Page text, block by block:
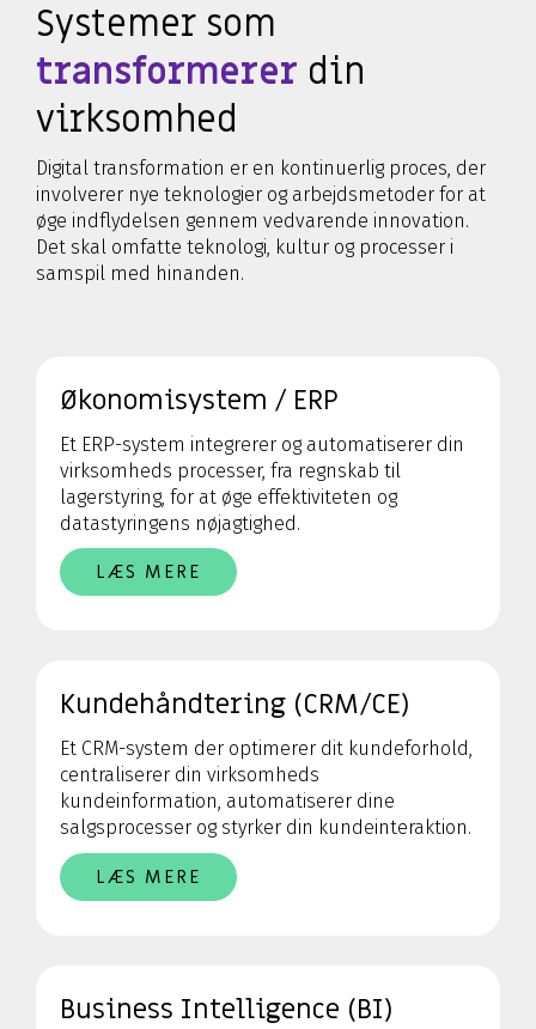
Systemer som
transformerer din
virksomhed
Digital transformation er en kontinuerlig proces, der
involverer nye teknologier og arbejdsmetoder for at
øge indflydelsen gennem vedvarende innovation.
Det skal omfatte teknologi, kultur og processer i
samspil med hinanden.
Økonomisystem / ERP
Et ERP-system integrerer og automatiserer din
virksomheds processer, fra regnskab til
lagerstyring, for at øge effektiviteten og
datastyringens nøjagtighed.
LÆS MERE
Kundehåndtering (CRM/CE)
Et CRM-system der optimerer dit kundeforhold,
centraliserer din virksomheds
kundeinformation, automatiserer dine
salgsprocesser og styrker din kundeinteraktion.
LÆS MERE
Business Intelligence (BI)